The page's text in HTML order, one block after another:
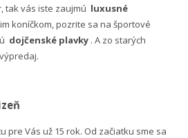
tak vás iste zaujmú luxusné
koníčkom, pozrite sa na športové
dojčenské plavky . A zo starých
pre Vás už 15 rok. Od začiatku sme sa